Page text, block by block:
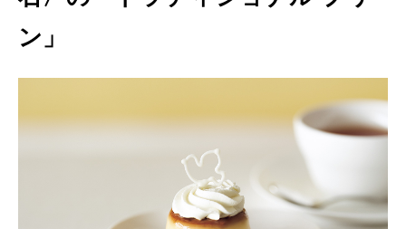
ン」